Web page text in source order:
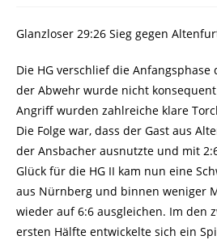
Glanzloser 29:26 Sieg gegen
Die HG verschlief die
der Abwehr wurde nicht
Angriff wurden zahlreiche klare
Die Folge war, dass der Gast aus
der Ansbacher ausnutzte und mit
Glück für die HG II kam nun eine
aus Nürnberg und binnen weniger
wieder auf 6:6 ausgleichen. Im den
ersten Hälfte entwickelte sich ein